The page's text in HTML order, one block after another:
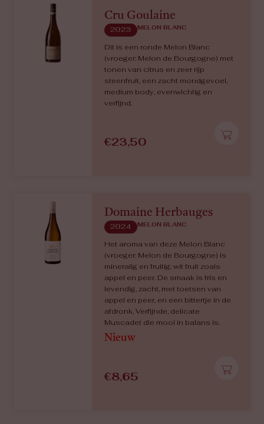
Cru Goulaine
2023 MELON BLANC
Dit is een ronde Melon Blanc
(vroeger: Melon de Bourgogne) met
tonen van citrus en zeer rijp
steenfruit, een zacht mondgevoel,
medium body, evenwichtig en
verfijnd.
€23,50
Domaine Herbauges
2024 MELON BLANC
Het aroma van deze Melon Blanc
(vroeger: Melon de Bourgogne) is
mineralig en fruitig: wit fruit zoals
appel en peer. De smaak is fris en
levendig, zacht, met toetsen van
appel en peer, en een bittertje in de
afdronk. Verfijnde, delicate
Muscadet die mooi in balans is.
Nieuw
€8,65